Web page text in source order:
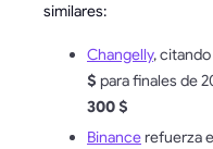
similares:
Changelly, citando
$ para finales de
300 $
Binancerefuerza